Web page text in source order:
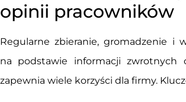
opinii pracowników
Regularne zbieranie, gromadzenie i
na podstawie informacji zwrotnych
zapewnia wiele korzyści dla firmy.